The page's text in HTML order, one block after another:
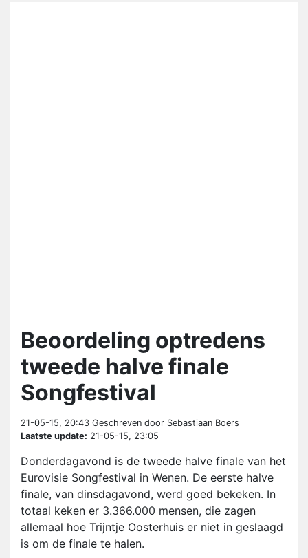
Beoordeling optredens
tweede halve finale
Songfestival
21-05-15, 20:43 Geschreven door Sebastiaan Boers
Laatste update: 21-05-15, 23:05
Donderdagavond is de tweede halve finale van het
Eurovisie Songfestival in Wenen. De eerste halve
finale, van dinsdagavond, werd goed bekeken. In
totaal keken er 3.366.000 mensen, die zagen
allemaal hoe Trijntje Oosterhuis er niet in geslaagd
is om de finale te halen.